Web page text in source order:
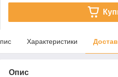
Характеристики
Опис